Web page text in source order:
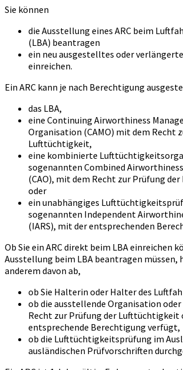
Sie können
die Ausstellung eines ARC beim
(LBA) beantragen
ein neu ausgestelltes oder
einreichen.
Ein ARC kann je nach Berechtigung
das LBA,
eine Continuing Airworthiness
Organisation (CAMO) mit dem Recht
Lufttüchtigkeit,
eine kombinierte
sogenannten Combined
(CAO), mit dem Recht zur Prüfung
oder
ein unabhängiges
sogenannten Independent
(IARS), mit der entsprechenden
Ob Sie ein ARC direkt beim LBA einreichen
Ausstellung beim LBA beantragen müssen,
anderem davon ab,
ob Sie Halterin oder Halter des
ob die ausstellende Organisation oder
Recht zur Prüfung der Lufttüchtigkeit
entsprechende Berechtigung verfügt,
ob die Lufttüchtigkeitsprüfung im
ausländischen Prüfvorschriften